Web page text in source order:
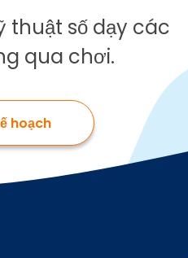
thuật số dạy các
qua chơi.
hoạch